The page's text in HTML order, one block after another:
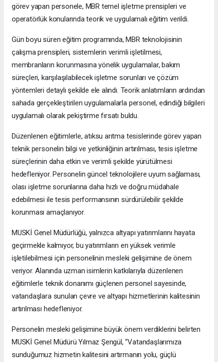
görev yapan personele, MBR temel işletme prensipleri ve
operatörlük konularında teorik ve uygulamalı eğitim verildi.
Gün boyu süren eğitim programında, MBR teknolojisinin
çalışma prensipleri, sistemlerin verimli işletilmesi,
membranların korunmasına yönelik uygulamalar, bakım
süreçleri, karşılaşılabilecek işletme sorunları ve çözüm
yöntemleri detaylı şekilde ele alındı. Teorik anlatımların ardından
sahada gerçekleştirilen uygulamalarla personel, edindiği bilgileri
uygulamalı olarak pekiştirme fırsatı buldu.
Düzenlenen eğitimlerle, atıksu arıtma tesislerinde görev yapan
teknik personelin bilgi ve yetkinliğinin artırılması, tesis işletme
süreçlerinin daha etkin ve verimli şekilde yürütülmesi
hedefleniyor. Personelin güncel teknolojilere uyum sağlaması,
olası işletme sorunlarına daha hızlı ve doğru müdahale
edebilmesi ile tesis performansının sürdürülebilir şekilde
korunması amaçlanıyor.
MUSKİ Genel Müdürlüğü, yalnızca altyapı yatırımlarını hayata
geçirmekle kalmıyor, bu yatırımların en yüksek verimle
işletilebilmesi için personelinin mesleki gelişimine de önem
veriyor. Alanında uzman isimlerin katkılarıyla düzenlenen
eğitimlerle teknik donanımı güçlenen personel sayesinde,
vatandaşlara sunulan çevre ve altyapı hizmetlerinin kalitesinin
artırılması hedefleniyor.
Personelin mesleki gelişimine büyük önem verdiklerini belirten
MUSKİ Genel Müdürü Yılmaz Şengül, “Vatandaşlarımıza
sunduğumuz hizmetin kalitesini artırmanın yolu, güçlü